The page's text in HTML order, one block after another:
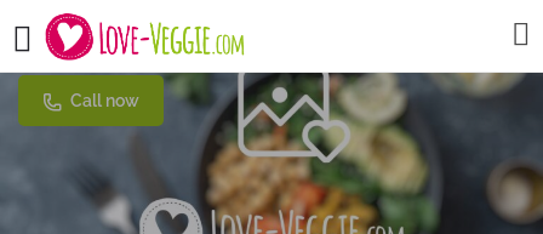
Chupenga
Call now